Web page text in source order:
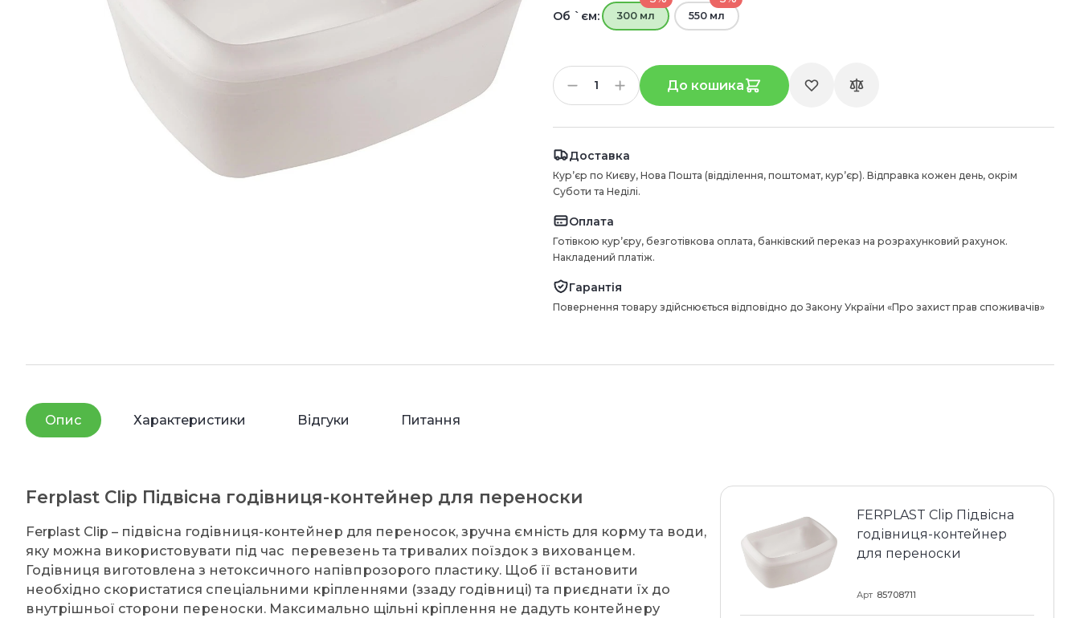
Об `єм: 300 мл 550 мл
До кошика
Доставка
Курʼєр по Києву, Нова Пошта (відділення, поштомат, курʼєр). Відправка кожен день, окрім
Суботи та Неділі.
Оплата
Готівкою курʼєру, безготівкова оплата, банківский переказ на розрахунковий рахунок.
Накладений платіж.
Гарантія
Повернення товару здійснюється відповідно до Закону України «Про захист прав споживачів»
Опис Характеристики Відгуки Питання
Ferplast Clip Підвісна годівниця-контейнер для переноски
Ferplast Clip – підвісна годівниця-контейнер для переносок, зручна ємність для корму та води,
яку можна використовувати під час перевезень та тривалих поїздок з вихованцем.
Годівниця виготовлена з нетоксичного напівпрозорого пластику. Щоб її встановити
необхідно скористатися спеціальними кріпленнями (ззаду годівниці) та приєднати їх до
внутрішньої сторони переноски. Максимально щільні кріплення не дадуть контейнеру
FERPLAST Clip Підвісна
годівниця-контейнер
для переноски
Арт 85708711